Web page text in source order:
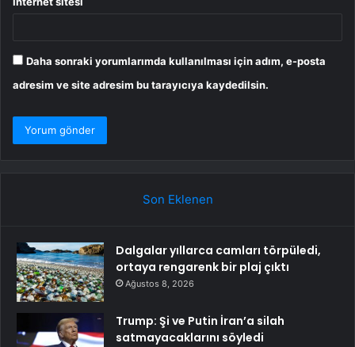
Daha sonraki yorumlarımda kullanılması için adım, e-posta
adresim ve site adresim bu tarayıcıya kaydedilsin.
Son Eklenen
Dalgalar yıllarca camları törpüledi,
ortaya rengarenk bir plaj çıktı
Ağustos 8, 2026
Trump: Şi ve Putin İran’a silah
satmayacaklarını söyledi